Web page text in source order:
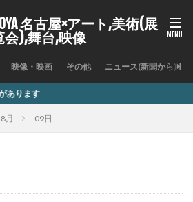
名古屋×アート,美術(展
会),舞台,映像
映像・映画 その他 ニュース(新聞から)
8月 09日